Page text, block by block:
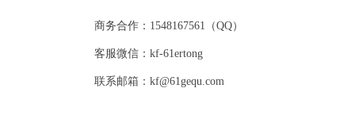
商务合作：1548167561（QQ）
客服微信：kf-61ertong
联系邮箱：kf@61gequ.com